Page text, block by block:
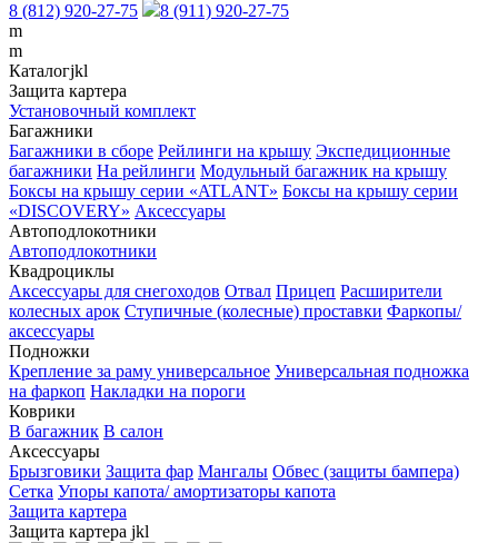
8 (812) 920-27-75
8 (911) 920-27-75
m
m
Каталогjkl
Защита картера
Установочный комплект
Багажники
Багажники в сборе Рейлинги на крышу Экспедиционные
багажники На рейлинги Модульный багажник на крышу
Боксы на крышу серии «ATLANT» Боксы на крышу серии
«DISCOVERY» Аксессуары
Автоподлокотники
Автоподлокотники
Квадроциклы
Аксессуары для снегоходов Отвал Прицеп Расширители
колесных арок Ступичные (колесные) проставки Фаркопы/
аксессуары
Подножки
Крепление за раму универсальное Универсальная подножка
на фаркоп Накладки на пороги
Коврики
В багажник В салон
Аксессуары
Брызговики Защита фар Мангалы Обвес (защиты бампера)
Сетка Упоры капота/ амортизаторы капота
Защита картера
Защита картера jkl